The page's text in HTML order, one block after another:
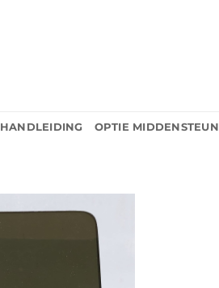
HANDLEIDING OPTIE MIDDENSTEUN